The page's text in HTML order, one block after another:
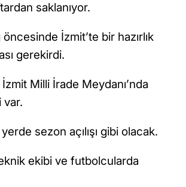
saklanıyor.
öncesinde İzmit’te bir hazırlık
gerekirdi.
Milli İrade Meydanı’nda
var.
sezon açılışı gibi olacak.
ekibi ve futbolcularda